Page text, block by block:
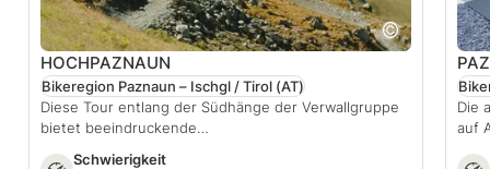
HOCHPAZNAUN
Bikeregion Paznaun – Ischgl / Tirol (AT)
Diese Tour entlang der Südhänge der Verwallgruppe
bietet beeindruckende…
Schwierigkeit
Die
auf